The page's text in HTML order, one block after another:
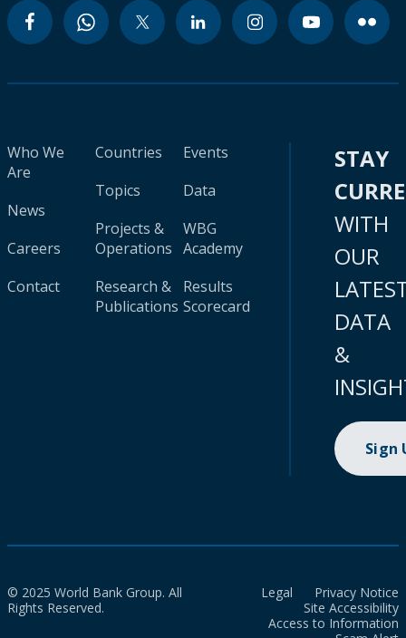
Who We
Are
News
Careers
Contact
Countries
Topics
Projects &
Operations
Research &
Publications
Events
Data
WBG
Academy
Results
Scorecard
STAY
WITH
OUR
DATA
&
Sign
© 2025 World Bank Group. All
Rights Reserved.
Legal
Privacy Notice
Site Accessibility
Access to Information